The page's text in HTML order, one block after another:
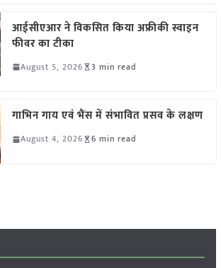
आईसीएआर ने विकसित किया अफ्रीकी स्वाइन
फीवर का टीका
August 5, 2026 3 min read
गाभिन गाय एवं भैंस में संभावित प्रसव के लक्षण
August 4, 2026 6 min read